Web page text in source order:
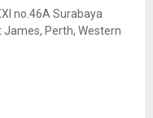
no.46A Surabaya
James, Perth, Western